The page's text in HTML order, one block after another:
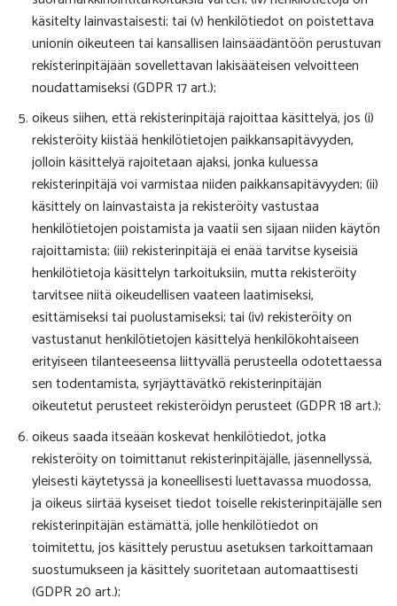
käsitelty lainvastaisesti; tai (v) henkilötiedot on poistettava
unionin oikeuteen tai kansallisen lainsäädäntöön perustuvan
rekisterinpitäjään sovellettavan lakisääteisen velvoitteen
noudattamiseksi (GDPR 17 art.);
oikeus siihen, että rekisterinpitäjä rajoittaa käsittelyä, jos (i)
rekisteröity kiistää henkilötietojen paikkansapitävyyden,
jolloin käsittelyä rajoitetaan ajaksi, jonka kuluessa
rekisterinpitäjä voi varmistaa niiden paikkansapitävyyden; (ii)
käsittely on lainvastaista ja rekisteröity vastustaa
henkilötietojen poistamista ja vaatii sen sijaan niiden käytön
rajoittamista; (iii) rekisterinpitäjä ei enää tarvitse kyseisiä
henkilötietoja käsittelyn tarkoituksiin, mutta rekisteröity
tarvitsee niitä oikeudellisen vaateen laatimiseksi,
esittämiseksi tai puolustamiseksi; tai (iv) rekisteröity on
vastustanut henkilötietojen käsittelyä henkilökohtaiseen
erityiseen tilanteeseensa liittyvällä perusteella odotettaessa
sen todentamista, syrjäyttävätkö rekisterinpitäjän
oikeutetut perusteet rekisteröidyn perusteet (GDPR 18 art.);
oikeus saada itseään koskevat henkilötiedot, jotka
rekisteröity on toimittanut rekisterinpitäjälle, jäsennellyssä,
yleisesti käytetyssä ja koneellisesti luettavassa muodossa,
ja oikeus siirtää kyseiset tiedot toiselle rekisterinpitäjälle sen
rekisterinpitäjän estämättä, jolle henkilötiedot on
toimitettu, jos käsittely perustuu asetuksen tarkoittamaan
suostumukseen ja käsittely suoritetaan automaattisesti
(GDPR 20 art.);